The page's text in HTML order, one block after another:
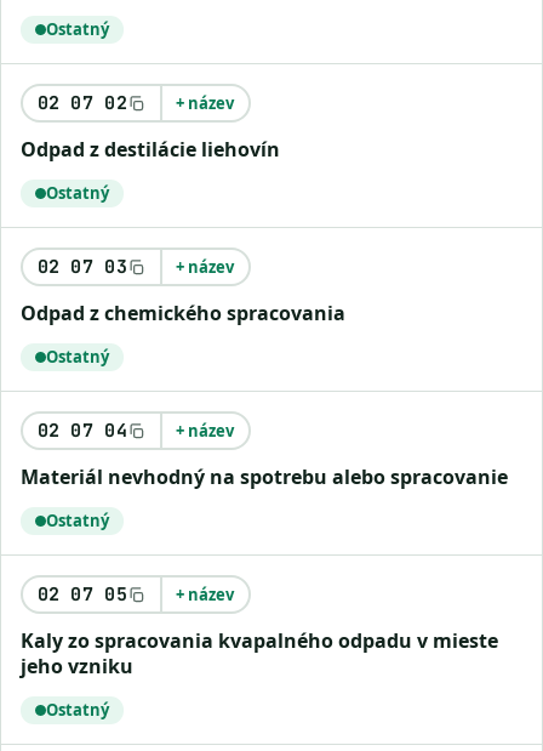
Ostatný
02 07 02 + název
odpad z destilácie liehovín
Ostatný
02 07 03 + název
odpad z chemického spracovania
Ostatný
02 07 04 + název
materiál nevhodný na spotrebu alebo spracovanie
Ostatný
02 07 05 + název
kaly zo spracovania kvapalného odpadu v mieste
jeho vzniku
Ostatný